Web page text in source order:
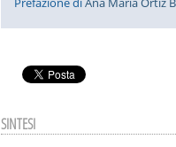
SINTESI